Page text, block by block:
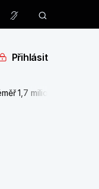
Přihlásit
1,7 milionu korun